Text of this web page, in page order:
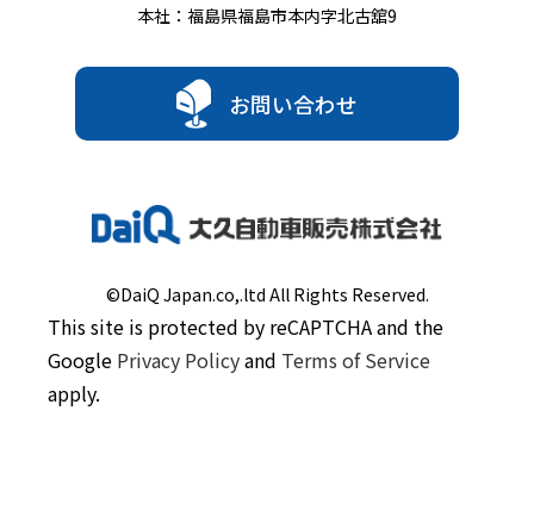
本社：福島県福島市本内字北古舘9
お問い合わせ
©DaiQ Japan.co,.ltd All Rights Reserved.
This site is protected by reCAPTCHA and the
Google Privacy Policyand Terms of Service
apply.